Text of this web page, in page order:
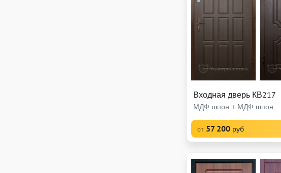
Входная дверь КВ217
МДФ шпон + МДФ шпон
от 57 200 руб